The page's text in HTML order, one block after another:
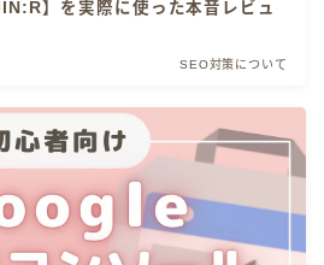
】を実際に使った本音レビュ
SEO対策について